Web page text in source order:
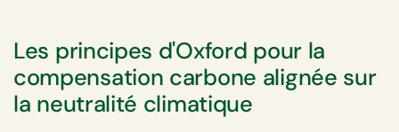
Les principes d'Oxford pour la
compensation carbone alignée sur
la neutralité climatique